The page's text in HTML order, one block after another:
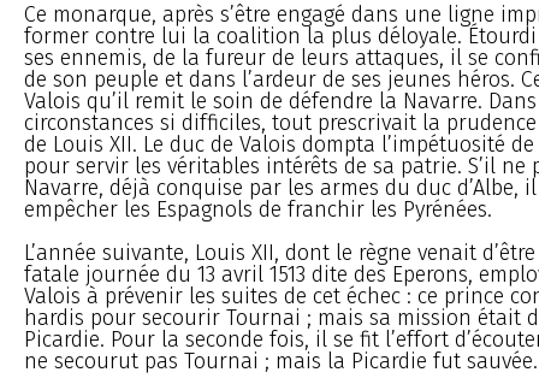
Ce monarque, après s’être engagé dans une ligne
former contre lui la coalition la plus déloyale.
ses ennemis, de la fureur de leurs attaques, il se
de son peuple et dans l’ardeur de ses jeunes héros.
Valois qu’il remit le soin de défendre la Navarre.
circonstances si difficiles, tout prescrivait la
de Louis XII. Le duc de Valois dompta l’impétuosité
pour servir les véritables intérêts de sa patrie. S’il ne
Navarre, déjà conquise par les armes du duc d’Albe,
empêcher les Espagnols de franchir les Pyrénées.
L’année suivante, Louis XII, dont le règne venait
fatale journée du 13 avril 1513 dite des Eperons,
Valois à prévenir les suites de cet échec : ce prince
hardis pour secourir Tournai ; mais sa mission était
Picardie. Pour la seconde fois, il se fit l’effort
ne secourut pas Tournai ; mais la Picardie fut sauvée.